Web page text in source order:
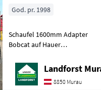
God. pr. 1998
Schaufel 1600mm Adapter
Bobcat auf Hauer
Um Ihnen unnötige
Wartezeiten oder
Wegstrecken zu ersparen,
Landforst
8850 Murau